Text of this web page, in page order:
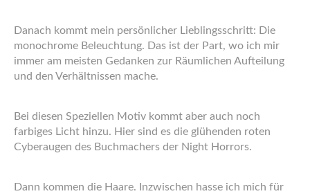
Danach kommt mein persönlicher Lieblingsschritt: Die
monochrome Beleuchtung. Das ist der Part, wo ich mir
immer am meisten Gedanken zur Räumlichen Aufteilung
und den Verhältnissen mache.
Bei diesen Speziellen Motiv kommt aber auch noch
farbiges Licht hinzu. Hier sind es die glühenden roten
Cyberaugen des Buchmachers der Night Horrors.
Dann kommen die Haare. Inzwischen hasse ich mich für